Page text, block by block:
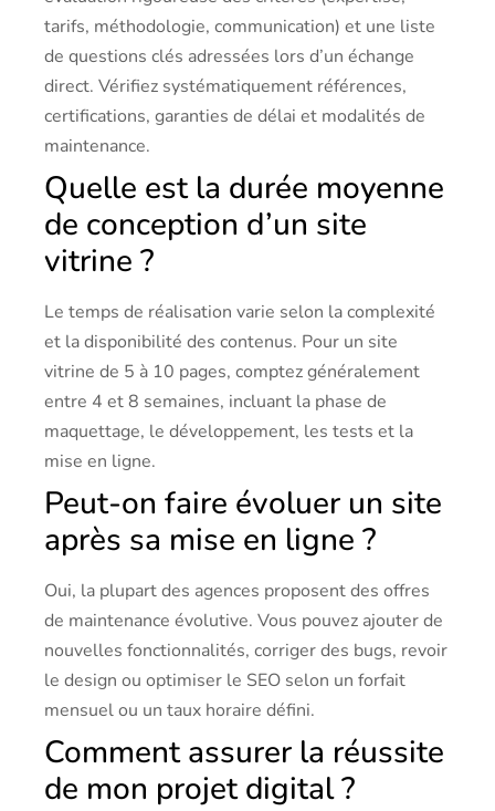
tarifs, méthodologie, communication) et une liste
de questions clés adressées lors d’un échange
direct. Vérifiez systématiquement références,
certifications, garanties de délai et modalités de
maintenance.
Quelle est la durée moyenne
de conception d’un site
vitrine ?
Le temps de réalisation varie selon la complexité
et la disponibilité des contenus. Pour un site
vitrine de 5 à 10 pages, comptez généralement
entre 4 et 8 semaines, incluant la phase de
maquettage, le développement, les tests et la
mise en ligne.
Peut-on faire évoluer un site
après sa mise en ligne ?
Oui, la plupart des agences proposent des offres
de maintenance évolutive. Vous pouvez ajouter de
nouvelles fonctionnalités, corriger des bugs, revoir
le design ou optimiser le SEO selon un forfait
mensuel ou un taux horaire défini.
Comment assurer la réussite
de mon projet digital ?